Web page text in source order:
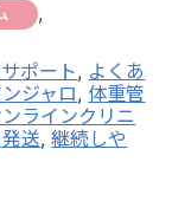
,
ポート, よくあ
ジャロ, 体重管
ラインクリニ
送,継続しや